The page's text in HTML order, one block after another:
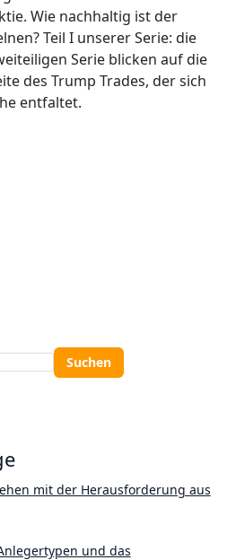
Wie nachhaltig ist der
Teil I unserer Serie: die
Serie blicken auf die
des Trump Trades, der sich
entfaltet.
Suchen
mit der Herausforderung aus
und das